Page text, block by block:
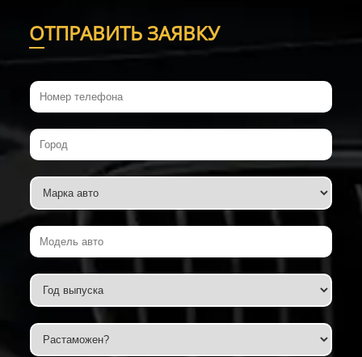
ОТПРАВИТЬ ЗАЯВКУ